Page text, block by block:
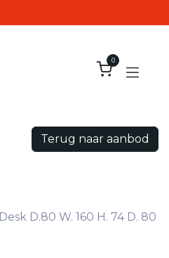
0
Terug naar aanbod
Desk D.80 W. 160 H. 74 D. 80